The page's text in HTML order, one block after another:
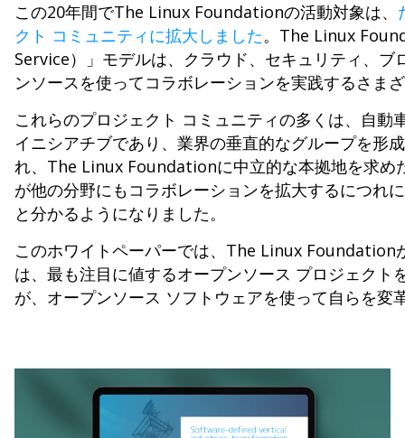
この20年間でThe Linux Foundationの活動対象は、
クト コミュニティに拡大しました。The Linux
Service）」モデルは、クラウド、セキュリティ、
ンソースを使ってコラボレーションを実践するさま
これらのプロジェクト コミュニティの多くは、自
イニシアチブであり、業界の垂直的なグループを形
れ、The Linux Foundationに中立的な本拠地を求め
が他の分野にもコラボレーションを拡大するにつれ
と分かるようになりました。
このホワイトペーパーでは、The Linux Foundation
は、最も注目に値するオープンソース プロジェク
が、オープンソース ソフトウェアを使って自らを変